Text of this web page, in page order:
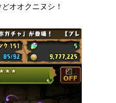
どオオクニヌシ！